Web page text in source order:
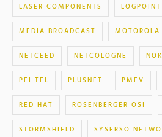
LASER COMPONENTS LOGPOINT
MEDIA BROADCAST
NETCEED NETCOLOGNE
PEI TEL PLUSNET PMEV
RED HAT ROSENBERGER OSI
STORMSHIELD SYSERSO